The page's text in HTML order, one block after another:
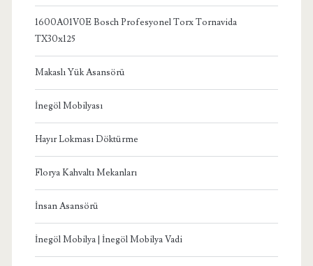
1600A01V0E Bosch Profesyonel Torx Tornavida
TX30x125
Makaslı Yük Asansörü
İnegöl Mobilyası
Hayır Lokması Döktürme
Florya Kahvaltı Mekanları
İnsan Asansörü
İnegöl Mobilya | İnegöl Mobilya Vadi